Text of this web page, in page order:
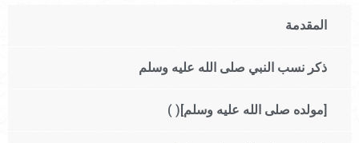
المقدمة
ذكر نسب النبي صلى الله عليه وسلم
[مولده صلى الله عليه وسلم]( )